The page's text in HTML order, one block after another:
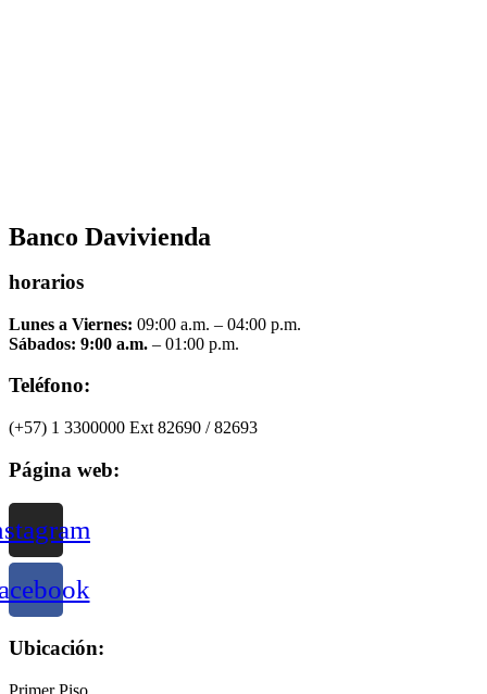
Banco Davivienda
horarios
Lunes a Viernes: 09:00 a.m. – 04:00 p.m.
Sábados: 9:00 a.m. – 01:00 p.m.
Teléfono:
(+57) 1 3300000 Ext 82690 / 82693
Página web:
Ubicación:
Primer Piso